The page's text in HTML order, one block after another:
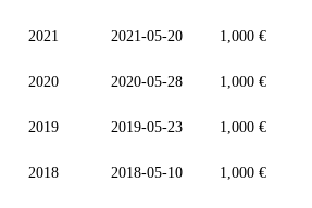
2021 2021-05-20 1,000 €
2020 2020-05-28 1,000 €
2019 2019-05-23 1,000 €
2018 2018-05-10 1,000 €